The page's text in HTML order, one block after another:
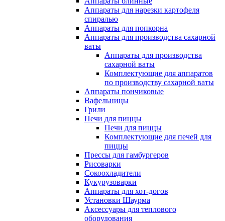
Аппараты для нарезки картофеля
спиралью
Аппараты для попкорна
Аппараты для производства сахарной
ваты
Аппараты для производства
сахарной ваты
Комплектующие для аппаратов
по производству сахарной ваты
Аппараты пончиковые
Вафельницы
Грили
Печи для пиццы
Печи для пиццы
Комплектующие для печей для
пиццы
Прессы для гамбургеров
Рисоварки
Сокоохладители
Кукурузоварки
Аппараты для хот-догов
Установки Шаурма
Аксессуары для теплового
оборудования